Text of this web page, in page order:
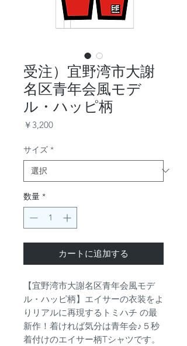
受注）宜野湾市大謝
名区青年会風モデ
ル・ハッピ柄
￥3,200価
サイズ *
数量 *
カートに追加する
【宜野湾市大謝名区青年会風モデ
ル・ハッピ柄】エイサーの衣装をよ
りリアルに再現するトミハチ の最
新作！着ければ気分は青年会♪５秒
着付けのエイサー柄Tシャツです。